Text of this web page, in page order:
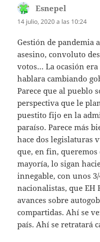
Esnepel
14 julio, 2020 a las 10:24
Gestión de pandemia
asesino, convoluto
votos… La ocasión
hablara cambiando
Parece que al pueblo
perspectiva que le
puestito fijo en la
paraíso. Parece más
hace dos legislaturas
que, en fin, queremos
mayoría, lo sigan
innegable, con unos
nacionalistas, que EH
avances sobre
compartidas. Ahí se
país. Ahí se retratará